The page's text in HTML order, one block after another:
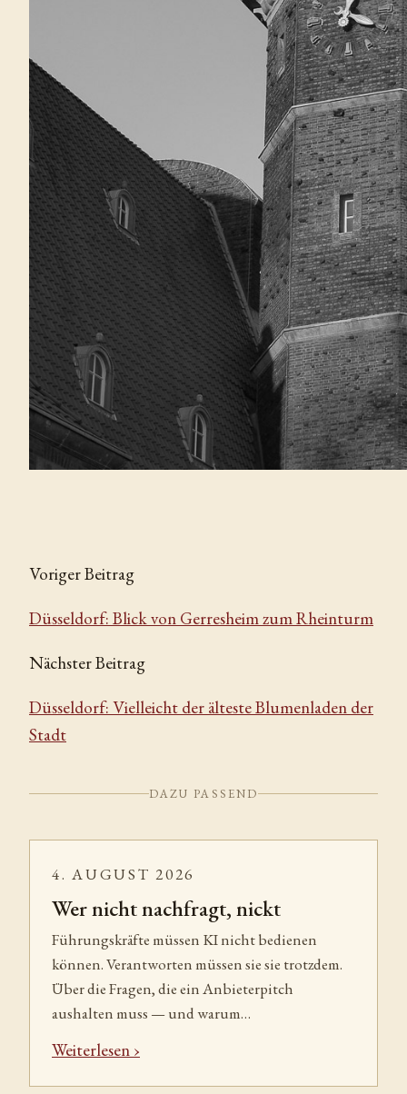
Voriger Beitrag
Düsseldorf: Blick von Gerresheim zum Rheinturm
Nächster Beitrag
Düsseldorf: Vielleicht der älteste Blumenladen der
Stadt
DAZU PASSEND
4. AUGUST 2026
Wer nicht nachfragt, nickt
Führungskräfte müssen KI nicht bedienen
können. Verantworten müssen sie sie trotzdem.
Über die Fragen, die ein Anbieterpitch
aushalten muss — und warum…
Weiterlesen